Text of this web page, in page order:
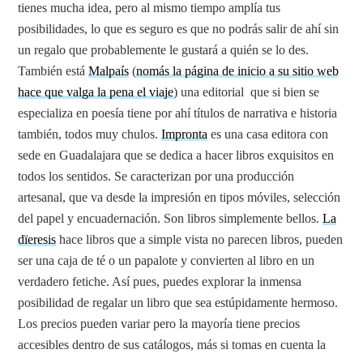
tienes mucha idea, pero al mismo tiempo amplía tus
posibilidades, lo que es seguro es que no podrás salir de ahí sin
un regalo que probablemente le gustará a quién se lo des.
También estáMalpaís (nomás la página de inicio a su sitio web
hace que valga la pena el viaje) una editorial que si bien se
especializa en poesía tiene por ahí títulos de narrativa e historia
también, todos muy chulos.Impronta es una casa editora con
sede en Guadalajara que se dedica a hacer libros exquisitos en
todos los sentidos. Se caracterizan por una producción
artesanal, que va desde la impresión en tipos móviles, selección
del papel y encuadernación. Son libros simplemente bellos.La
dïeresis hace libros que a simple vista no parecen libros, pueden
ser una caja de té o un papalote y convierten al libro en un
verdadero fetiche. Así pues, puedes explorar la inmensa
posibilidad de regalar un libro que sea estúpidamente hermoso.
Los precios pueden variar pero la mayoría tiene precios
accesibles dentro de sus catálogos, más si tomas en cuenta la